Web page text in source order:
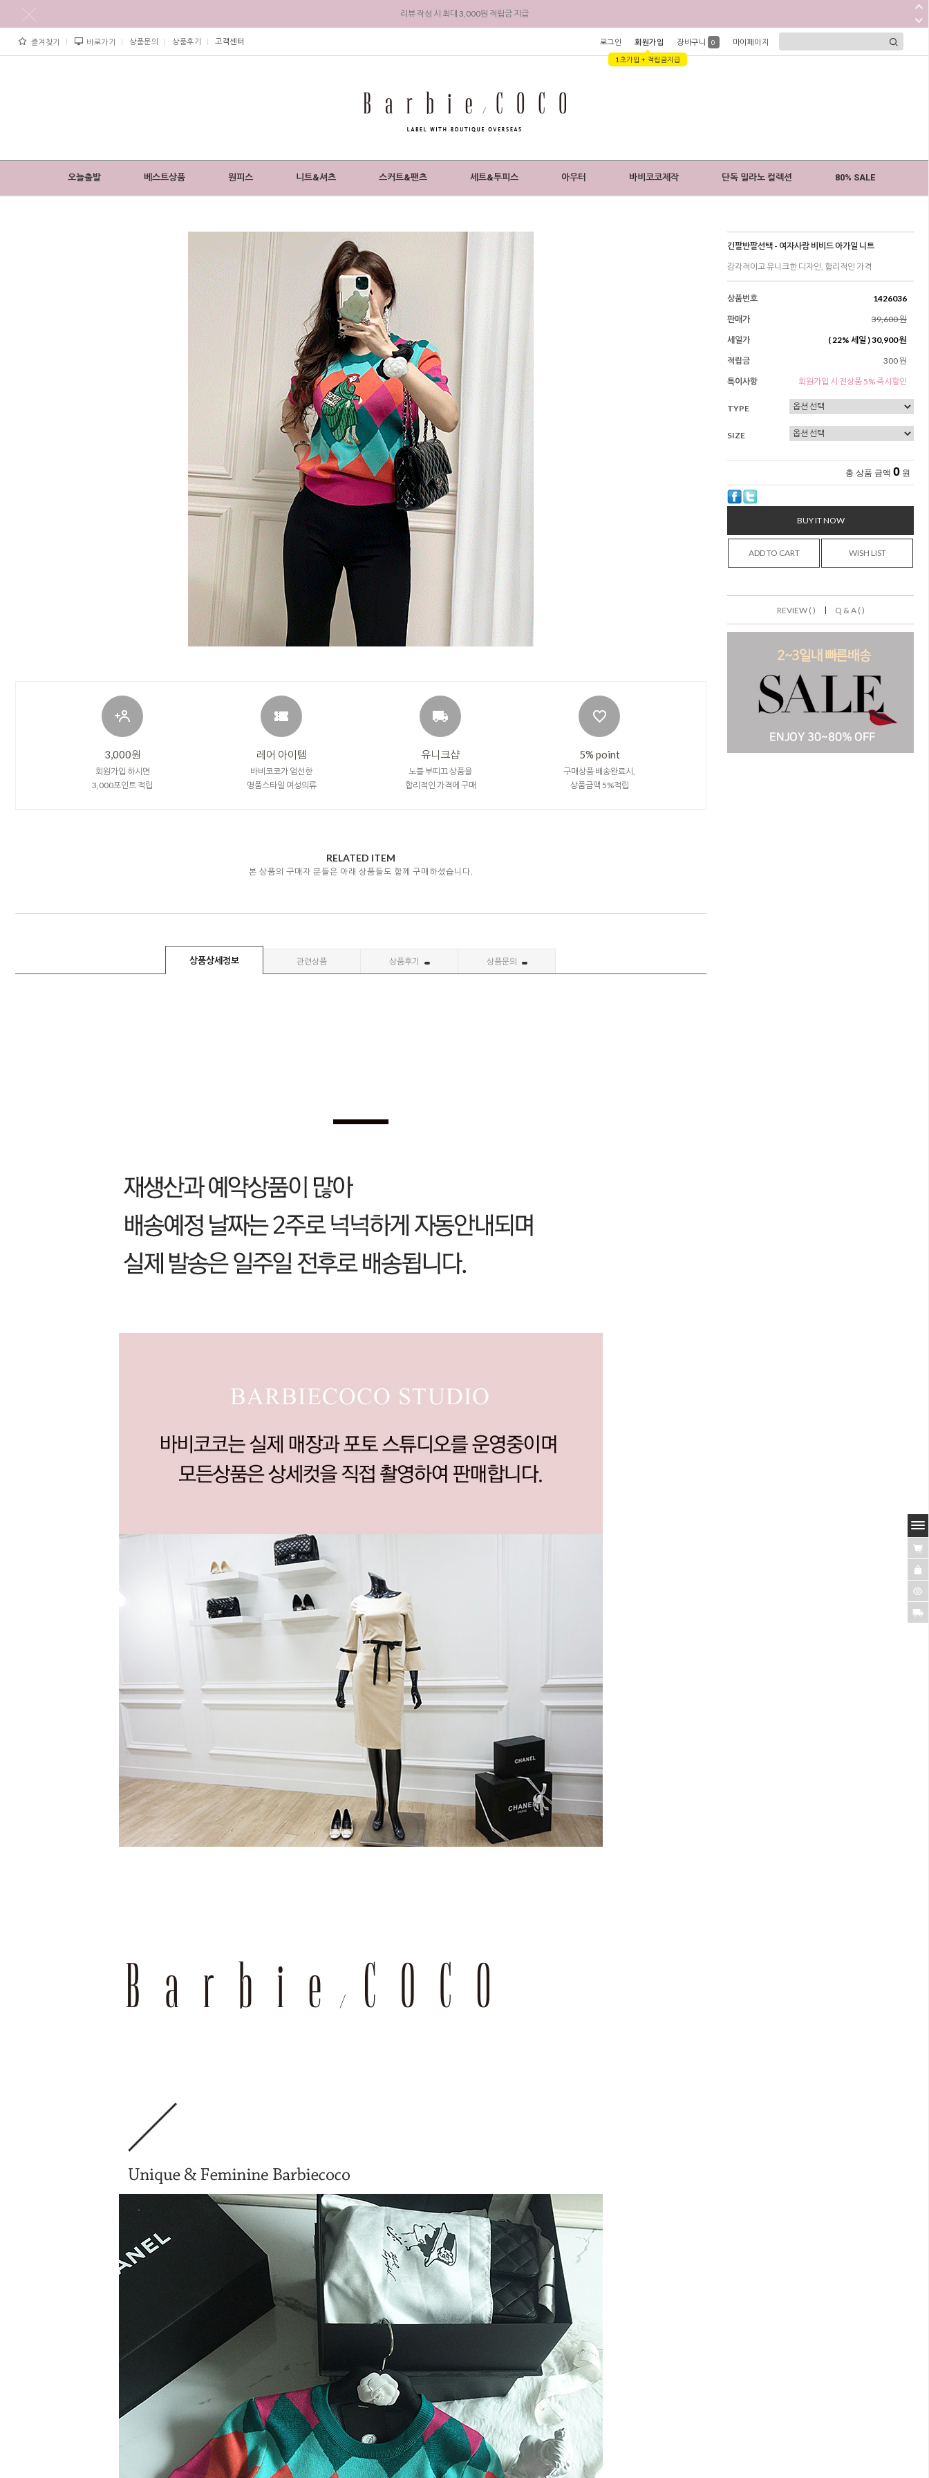
회원 가입 시 전상품 5% 즉시 할인 + 3,000원 적립금 지급
즐겨찾기 바로가기 상품문의 상품후기 고객센터 로그인 회원가입
1초가입 + 적립금지급
장바구니 0 마이페이지
오늘출발 베스트상품 원피스 니트&셔츠 스커트&팬츠 세트&투피스 아우터 바비코코제작 단독 밀라노 컬렉션 80% SALE
3,000원
회원가입 하시면
3,000포인트 적립
레어 아이템
바비코코가 엄선한
명품스타일 여성의류
유니크샵
노블 부띠끄 상품을
합리적인 가격에 구매
5% point
구매상품 배송완료시,
상품금액 5%적립
RELATED ITEM
본 상품의 구매자 분들은 아래 상품들도 함께 구매하셨습니다.
상품상세정보 관련상품 상품후기 상품문의
긴팔반팔선택 - 여자사람 비비드 아가일 니트
감각적이고 유니크한 디자인, 합리적인 가격
상품번호
1426036
판매가
39,600 원
세일가
(22% 세일 )30,900 원
적립금
300 원
특이사항
회원가입 시 전상품 5% 즉시할인
TYPE
SIZE
총 상품 금액 0 원
BUY IT NOW
ADD TO CART WISH LIST
REVIEW ( ) | Q & A ( )